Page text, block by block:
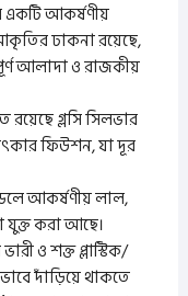
একটি আকর্ষণীয়
ঢাকনা রয়েছে,
আলাদা ও রাজকীয়
রয়েছে গ্লসি সিলভার
ফিউশন, যা দূর
আকর্ষণীয় লাল,
যুক্ত করা আছে।
ও শক্ত প্লাস্টিক/
দাঁড়িয়ে থাকতে